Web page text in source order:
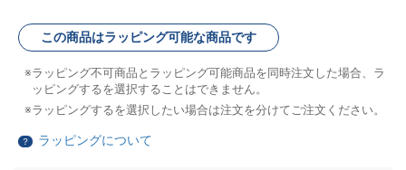
この商品はラッピング可能な商品です
ラッピング不可商品とラッピング可能商品を同時注文した場合、ラ
ッピングするを選択することはできません。
ラッピングするを選択したい場合は注文を分けてご注文ください。
？ ラッピングについて